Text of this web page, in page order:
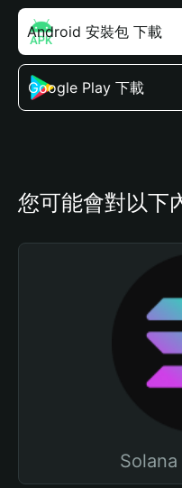
Android 安裝包 下載
Google Play 下載
您可能會對以下
Solana